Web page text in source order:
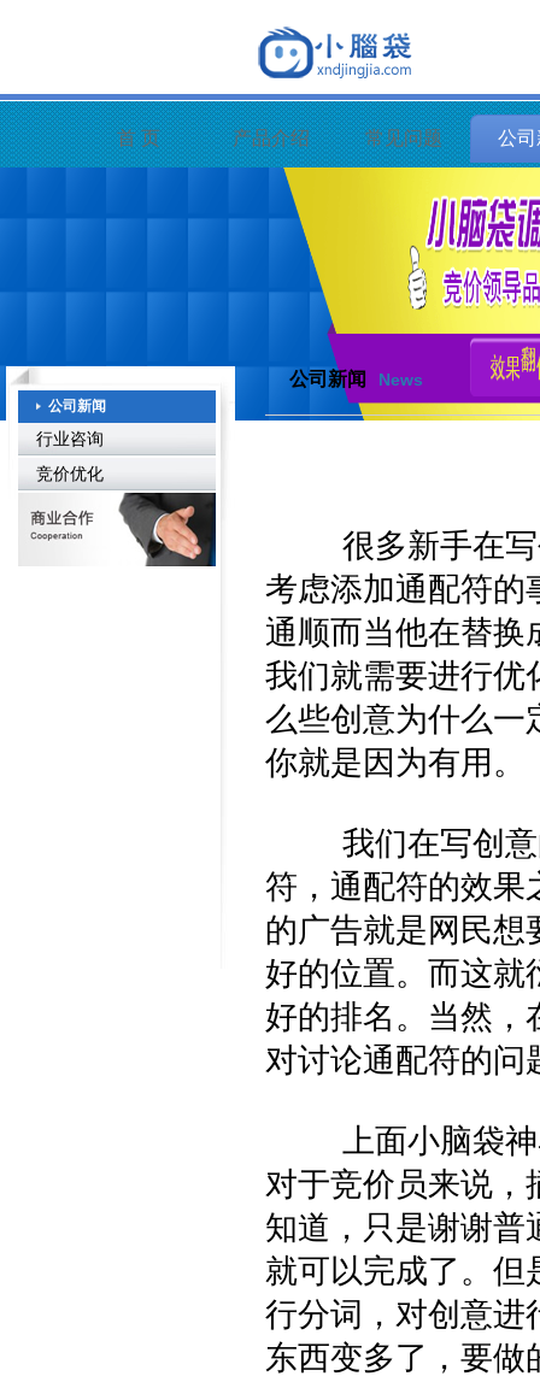
首 页 产品介绍 常见问题 公
公司新闻
行业咨询
竞价优化
公司新闻 News
很多新手在写创
考虑添加通配符的
通顺而当他在替换
我们就需要进行优
么些创意为什么一
你就是因为有用。
我们在写创意
符，通配符的效果
的广告就是网民想
好的位置。而这就
好的排名。当然，
对讨论通配符的问
上面小脑袋神马
对于竞价员来说，
知道，只是谢谢普
就可以完成了。但
行分词，对创意进
东西变多了，要做